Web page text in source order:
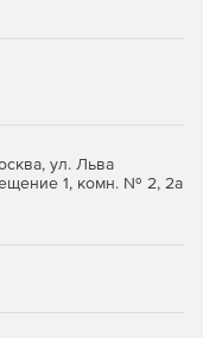
индексный,
расчета объема и
ул. Льва
1, комн. № 2, 2а